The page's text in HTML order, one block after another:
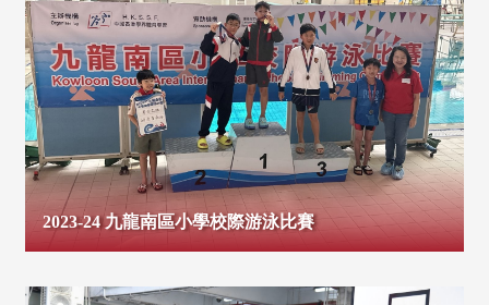
2023-24 九龍南區小學校際游泳比賽